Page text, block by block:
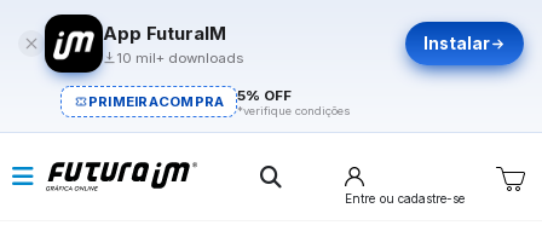
App FuturaIM
10 mil+ downloads
Instalar
PRIMEIRACOMPRA 5% OFF
*verifique condições
Entre ou cadastre-se